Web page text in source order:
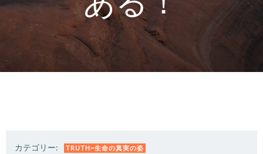
カテゴリー: TRUTH~生命の真実の姿